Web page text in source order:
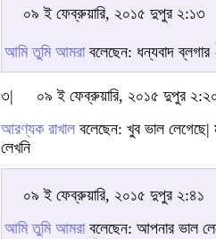
০৯ ই ফেব্রুয়ারি, ২০১৫ দুপুর ২:১৩
আমি তুমি আমরাবলেছেন: ধন্যবাদ ব্লগার
৩|
০৯ ই ফেব্রুয়ারি, ২০১৫ দুপুর
আরণ্যক রাখাল বলেছেন: খুব ভাল
লেখনি
০৯ ই ফেব্রুয়ারি, ২০১৫ দুপুর ২:৪১
আমি তুমি আমরাবলেছেন: আপনার ভাল